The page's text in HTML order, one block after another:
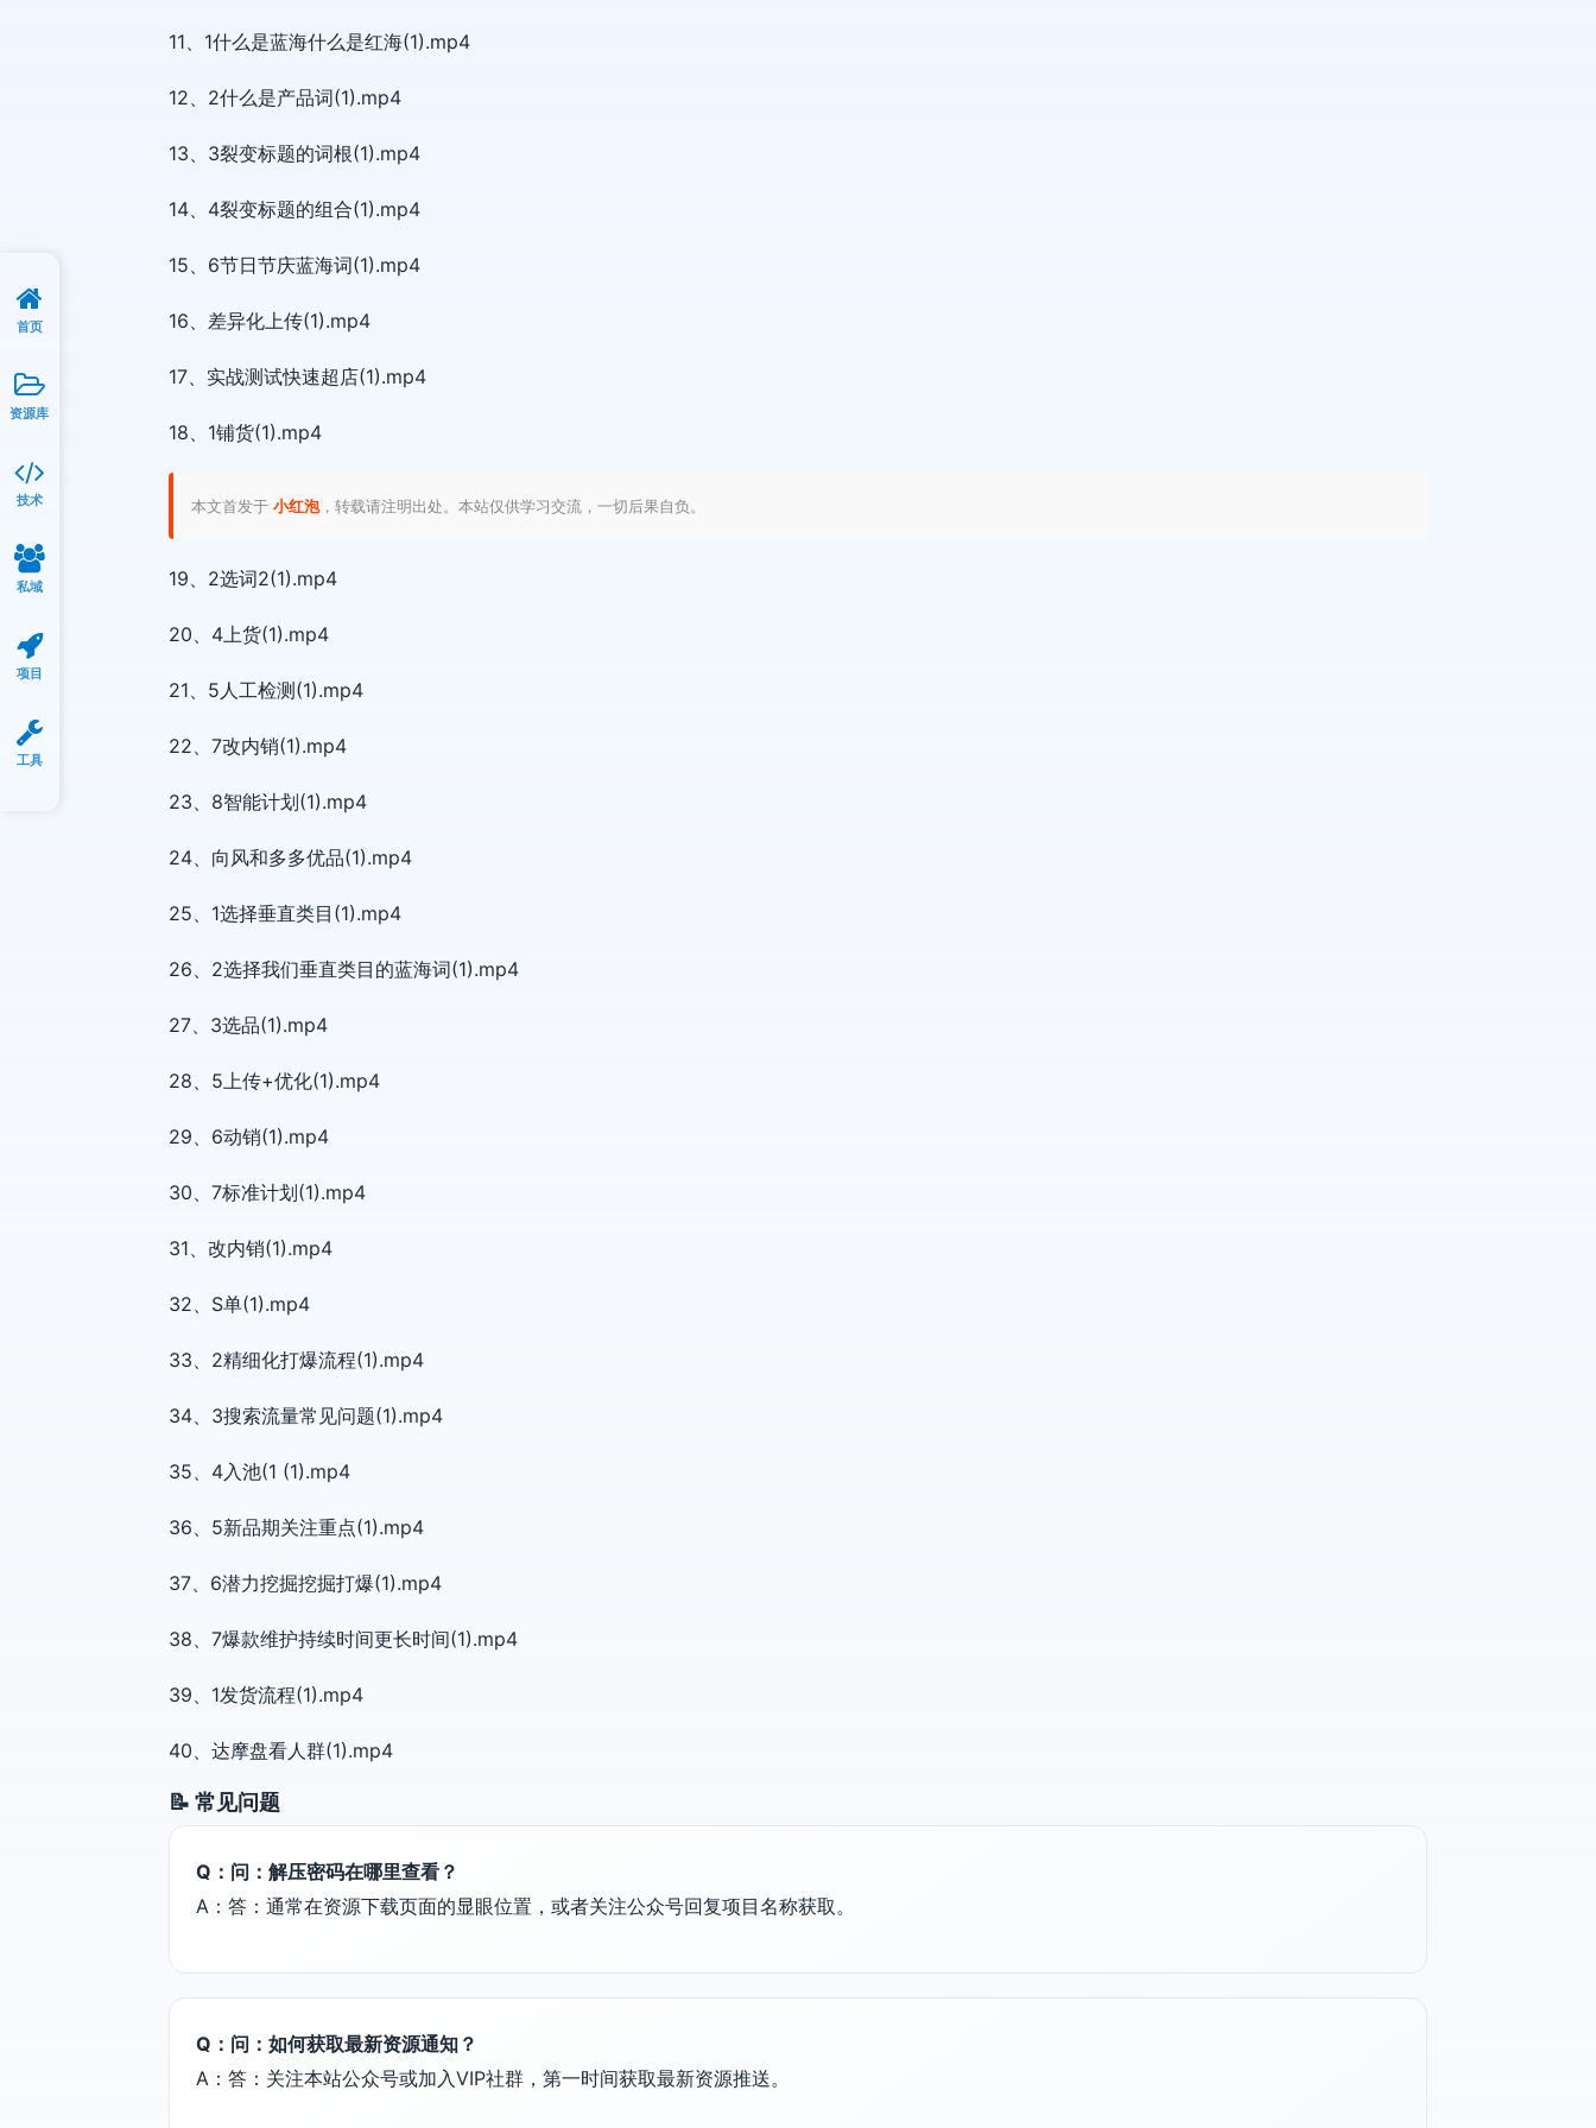
11、1什么是蓝海什么是红海(1).mp4
12、2什么是产品词(1).mp4
13、3裂变标题的词根(1).mp4
14、4裂变标题的组合(1).mp4
15、6节日节庆蓝海词(1).mp4
16、差异化上传(1).mp4
17、实战测试快速超店(1).mp4
18、1铺货(1).mp4
本文首发于 小红泡，转载请注明出处。本站仅供学习交流，一切后果自负。
19、2选词2(1).mp4
20、4上货(1).mp4
21、5人工检测(1).mp4
22、7改内销(1).mp4
23、8智能计划(1).mp4
24、向风和多多优品(1).mp4
25、1选择垂直类目(1).mp4
26、2选择我们垂直类目的蓝海词(1).mp4
27、3选品(1).mp4
28、5上传+优化(1).mp4
29、6动销(1).mp4
30、7标准计划(1).mp4
31、改内销(1).mp4
32、S单(1).mp4
33、2精细化打爆流程(1).mp4
34、3搜索流量常见问题(1).mp4
35、4入池(1 (1).mp4
36、5新品期关注重点(1).mp4
37、6潜力挖掘挖掘打爆(1).mp4
38、7爆款维护持续时间更长时间(1).mp4
39、1发货流程(1).mp4
40、达摩盘看人群(1).mp4
📝 常见问题
Q：问：解压密码在哪里查看？
A：答：通常在资源下载页面的显眼位置，或者关注公众号回复项目名称获取。
Q：问：如何获取最新资源通知？
A：答：关注本站公众号或加入VIP社群，第一时间获取最新资源推送。
首页
资源库
技术
私域
项目
工具